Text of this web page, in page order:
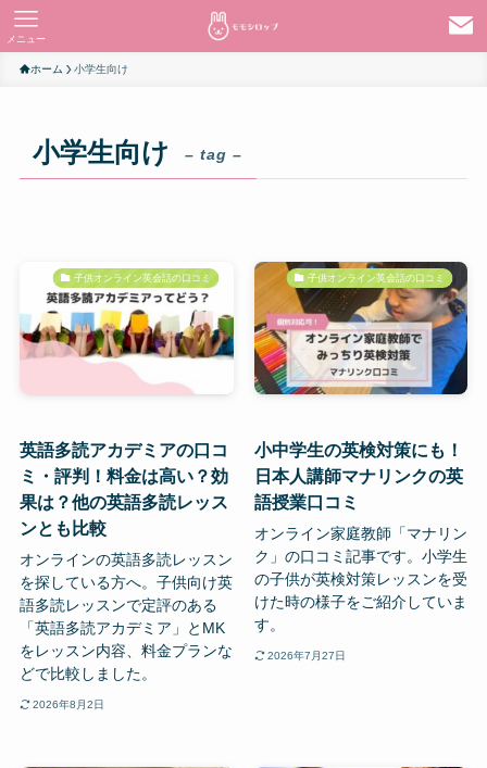
メニュー
ホーム 小学生向け
小学生向け – tag –
子供オンライン英会話の口コミ
英語多読アカデミアの口コ
ミ・評判！料金は高い？効
果は？他の英語多読レッス
ンとも比較
オンラインの英語多読レッスン
を探している方へ。子供向け英
語多読レッスンで定評のある
「英語多読アカデミア」とMK
をレッスン内容、料金プランな
どで比較しました。
2026年8月2日
子供オンライン英会話の口コミ
小中学生の英検対策にも！
日本人講師マナリンクの英
語授業口コミ
オンライン家庭教師「マナリン
ク」の口コミ記事です。小学生
の子供が英検対策レッスンを受
けた時の様子をご紹介していま
す。
2026年7月27日